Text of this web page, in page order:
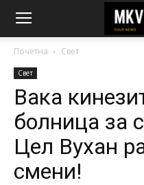
Почетна Свет
Свет
Вака
болница за
Цел Вухан
смени!